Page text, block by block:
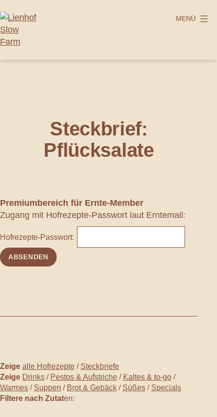
Inhalt
springen
MENÜ
Steckbrief:
Pflücksalate
Premiumbereich für Ernte-Member
Zugang mit Hofrezepte-Passwort laut Erntemail:
Hofrezepte-Passwort:
Zeige alle Hofrezepte / Steckbriefe
Zeige Drinks / Pestos & Aufstriche / Kaltes & to-go /
Warmes / Suppen / Brot & Gebäck / Süßes / Specials
Filtere nach Zutaten: